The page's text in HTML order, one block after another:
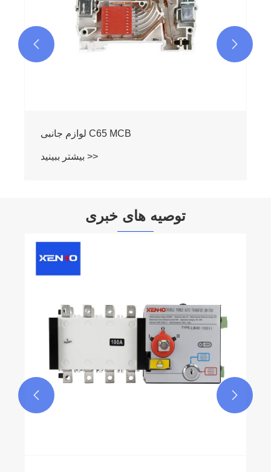
 
توصیه های خبری
 